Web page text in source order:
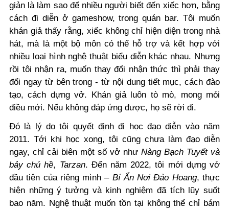
giản là làm sao để nhiều người biết đến xiếc hơn, bằng
cách đi diễn ở gameshow, trong quán bar. Tôi muốn
khán giả thấy rằng, xiếc không chỉ hiện diện trong nhà
hát, mà là một bộ môn có thể hỗ trợ và kết hợp với
nhiều loại hình nghệ thuật biểu diễn khác nhau. Nhưng
rồi tôi nhận ra, muốn thay đổi nhận thức thì phải thay
đổi ngay từ bên trong - từ nội dung tiết mục, cách đào
tạo, cách dựng vở. Khán giả luôn tò mò, mong mỏi
điều mới. Nếu không đáp ứng được, họ sẽ rời đi.
Đó là lý do tôi quyết định đi học đạo diễn vào năm
2011. Tới khi học xong, tôi cũng chưa làm đạo diễn
ngay, chỉ cải biên một số vở như Nàng Bạch Tuyết và
bảy chú hề, Tarzan. Đến năm 2022, tôi mới dựng vở
đầu tiên của riêng mình – Bí Ẩn Nơi Đảo Hoang, thực
hiện những ý tưởng và kinh nghiệm đã tích lũy suốt
bao năm. Nghệ thuật muốn tồn tại không thể chỉ bám